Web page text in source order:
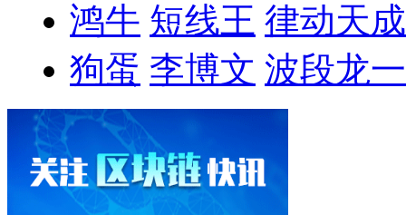
鸿牛 短线王 律动天成
狗蛋 李博文 波段龙一